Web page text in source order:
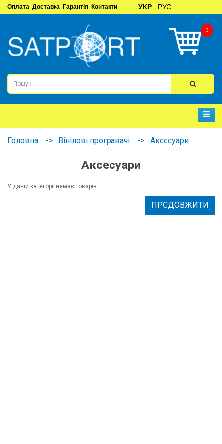
Оплата Доставка Гарантія Контакти УКР РУС
0
Головна Вінілові програвачі Аксесуари
Аксесуари
У даній категорії немає товарів.
ПРОДОВЖИТИ